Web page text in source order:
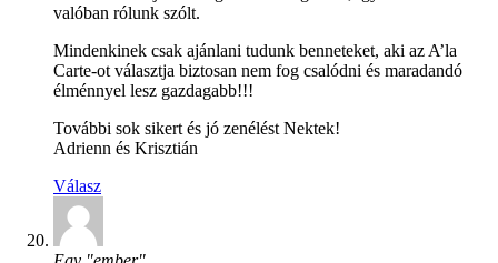
valóban rólunk szólt.
Mindenkinek csak ajánlani tudunk benneteket, aki az A’la
Carte-ot választja biztosan nem fog csalódni és maradandó
élménnyel lesz gazdagabb!!!
További sok sikert és jó zenélést Nektek!
Adrienn és Krisztián
Válasz